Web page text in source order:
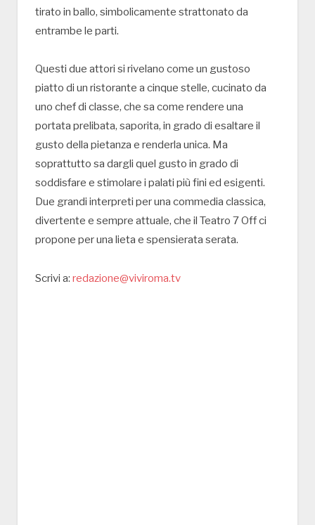
tirato in ballo, simbolicamente strattonato da
entrambe le parti.
Questi due attori si rivelano come un gustoso
piatto di un ristorante a cinque stelle, cucinato da
uno chef di classe, che sa come rendere una
portata prelibata, saporita, in grado di esaltare il
gusto della pietanza e renderla unica. Ma
soprattutto sa dargli quel gusto in grado di
soddisfare e stimolare i palati più fini ed esigenti.
Due grandi interpreti per una commedia classica,
divertente e sempre attuale, che il Teatro 7 Off ci
propone per una lieta e spensierata serata.
Scrivi a: redazione@viviroma.tv